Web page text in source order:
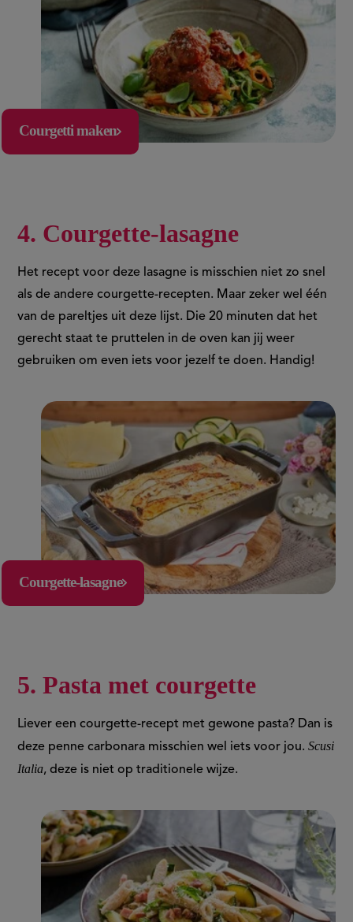
Courgetti maken
4. Courgette-lasagne
Het recept voor deze lasagne is misschien niet zo snel
als de andere courgette-recepten. Maar zeker wel één
van de pareltjes uit deze lijst. Die 20 minuten dat het
gerecht staat te pruttelen in de oven kan jij weer
gebruiken om even iets voor jezelf te doen. Handig!
Courgette-lasagne
5. Pasta met courgette
Liever een courgette-recept met gewone pasta? Dan is
deze penne carbonara misschien wel iets voor jou.Scusi
Italia, deze is niet op traditionele wijze.